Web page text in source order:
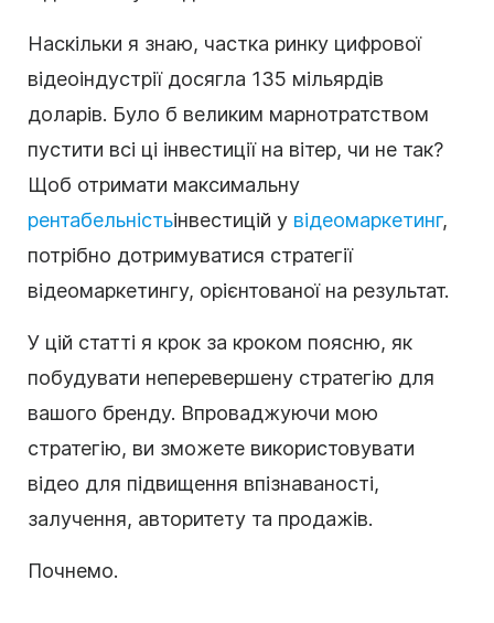
Наскільки я знаю, частка ринку цифрової
відеоіндустрії досягла 135 мільярдів
доларів. Було б великим марнотратством
пустити всі ці інвестиції на вітер, чи не так?
Щоб отримати максимальну
рентабельністьінвестицій у відеомаркетинг,
потрібно дотримуватися стратегії
відеомаркетингу, орієнтованої на результат.
У цій статті я крок за кроком поясню, як
побудувати неперевершену стратегію для
вашого бренду. Впроваджуючи мою
стратегію, ви зможете використовувати
відео для підвищення впізнаваності,
залучення, авторитету та продажів.
Почнемо.